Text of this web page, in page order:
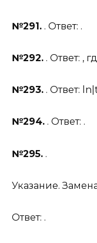
№291. . Ответ: .
№292. . Ответ: ,
№293. . Ответ:
№294. . Ответ: .
№295. .
Указание.
Ответ: .